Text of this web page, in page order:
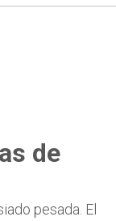
de
pesada. El